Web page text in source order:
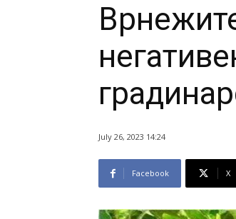
July 26, 2023 14:24
Facebook X